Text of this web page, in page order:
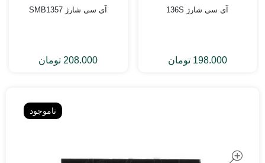
آی سی شارژ 136S
198.000 تومان
آی سی شارژ SMB1357
208.000 تومان
ناموجود